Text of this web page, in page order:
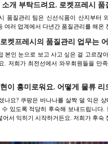
개 부탁드려요. 로켓프레시
품질관리 팀은 신선식품이 산지부터
여러 업계에서 다년간 품질관리를 해
켓프레시의 품질관리 업무는
본인 눈으로 보고 사고 싶은 걸 고르잖
. 저희가 최전선에서 와우회원들을 만
이 흥미로워요. 어떻게 물류
나요? 쿠팡은 바나나를 살짝 덜 익은
있도록 적당히 후숙해 보내드립니
서 익히기 시작하거든요. 저희가 후